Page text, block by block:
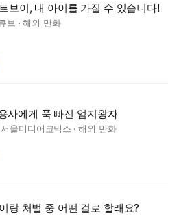
보이, 내 아이를 가질 수 있습니다!
브
해외 만화
사에게 푹 빠진 엄지왕자
서울미디어코믹스 해외 만화
랑 처벌 중 어떤 걸로 할래요?